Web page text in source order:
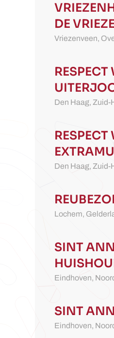
DE
Vriezenveen,
Den Haag, Zuid-
Den Haag, Zuid-
Lochem,
SINT
Eindhoven,
SINT
Eindhoven,